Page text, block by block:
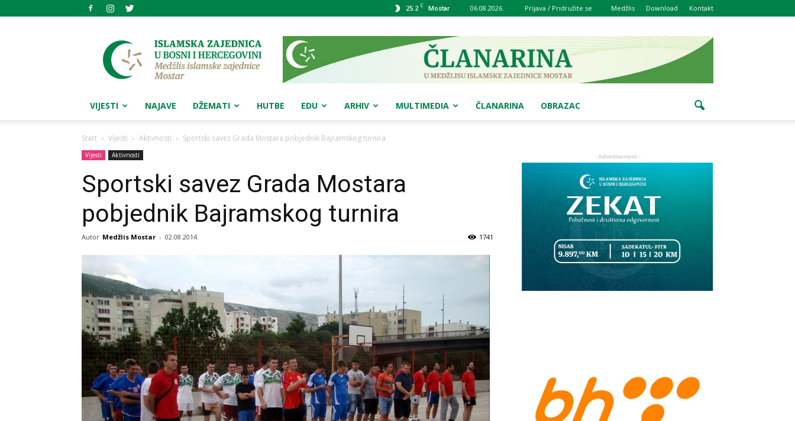
25.2 C Mostar 06.08.2026. Prijava / Pridružite se Medžlis Download Kontakt
Medžlis
islamske
zajednice
Mostar
VIJESTI NAJAVE DŽEMATI HUTBE EDU ARHIV MULTIMEDIA ČLANARINA OBRAZAC
Start Vijesti Aktivnosti Sportski savez Grada Mostara pobjednik Bajramskog turnira
Vijesti Aktivnosti
Sportski savez Grada Mostara
pobjednik Bajramskog turnira
Autor Medžlis Mostar - 02.08.2014. 1741
- Advertisement -